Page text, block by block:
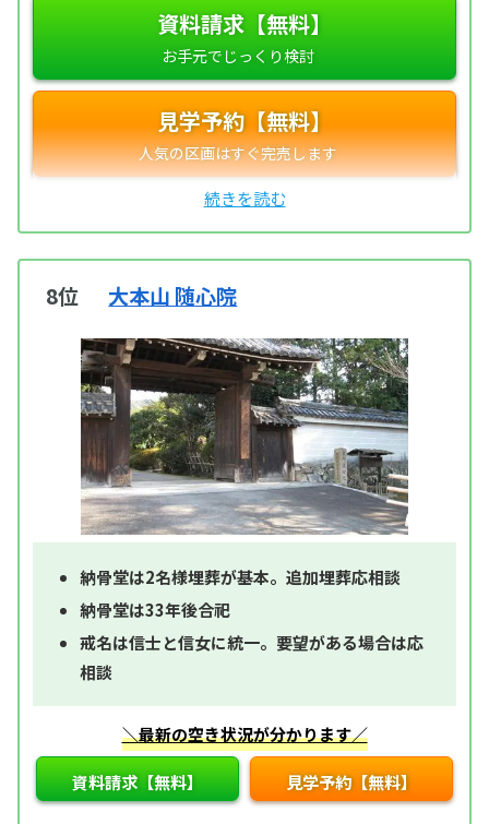
資料請求【無料】
見学予約【無料】
8位 大本山 随心院
納骨堂は2名様埋葬が基本。追加埋葬応相談
納骨堂は33年後合祀
戒名は信士と信女に統一。要望がある場合は応
相談
＼最新の空き状況が分かります／
資料請求【無料】 見学予約【無料】